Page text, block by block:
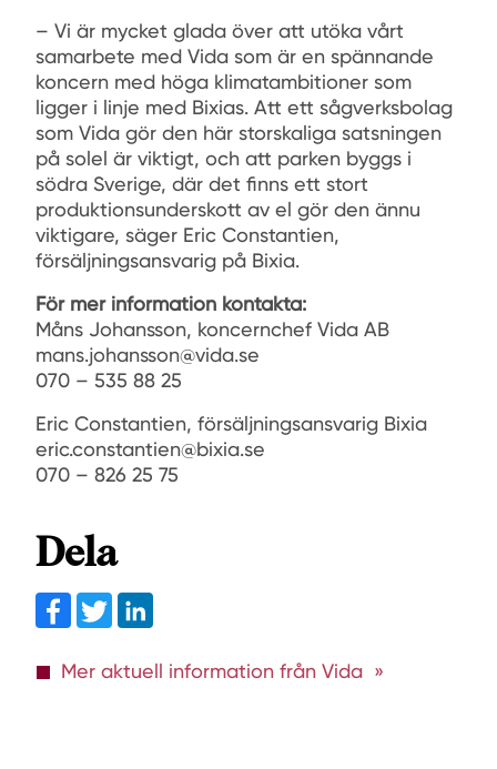
– Vi är mycket glada över att utöka vårt
samarbete med Vida som är en spännande
koncern med höga klimatambitioner som
ligger i linje med Bixias. Att ett sågverksbolag
som Vida gör den här storskaliga satsningen
på solel är viktigt, och att parken byggs i
södra Sverige, där det finns ett stort
produktionsunderskott av el gör den ännu
viktigare, säger Eric Constantien,
försäljningsansvarig på Bixia.
För mer information kontakta:
Måns Johansson, koncernchef Vida AB
mans.johansson@vida.se
070 – 535 88 25
Eric Constantien, försäljningsansvarig Bixia
eric.constantien@bixia.se
070 – 826 25 75
Dela
Facebook
Twitter
Mer aktuell information från Vida